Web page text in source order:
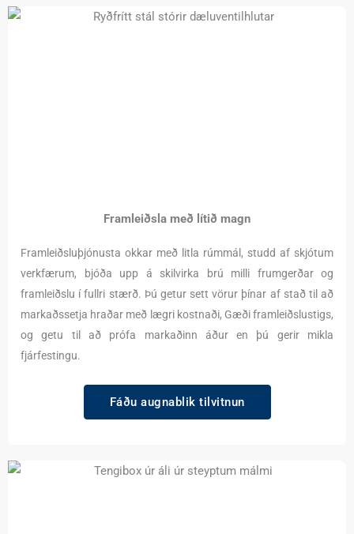
Framleiðsla með lítið magn
Framleiðsluþjónusta okkar með litla rúmmál, studd af skjótum
verkfærum, bjóða upp á skilvirka brú milli frumgerðar og
framleiðslu í fullri stærð. Þú getur sett vörur þínar af stað til að
markaðssetja hraðar með lægri kostnaði, Gæði framleiðslustigs,
og getu til að prófa markaðinn áður en þú gerir mikla
fjárfestingu.
Fáðu augnablik tilvitnun